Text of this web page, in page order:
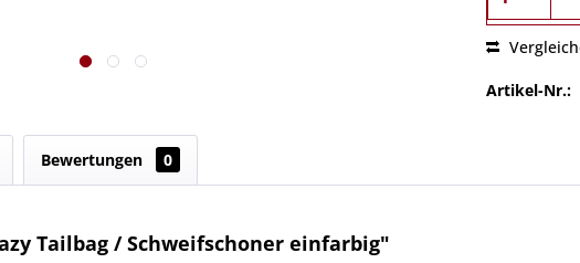
Artikel-Nr.:
Bewertungen 0
Tailbag / Schweifschoner einfarbig"